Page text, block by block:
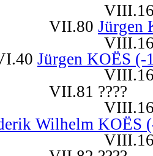
VII.80 Jürgen
Jürgen KOËS (-
VII.81 ????
Wilhelm KOËS